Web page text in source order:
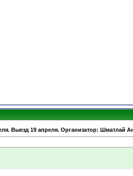
Выезд 19 апреля. Организатор: Шматлай